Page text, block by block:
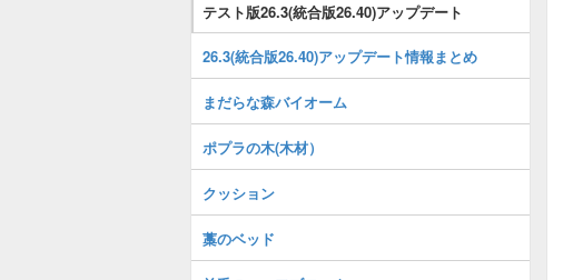
テスト版26.3(統合版26.40)アップデート
26.3(統合版26.40)アップデート情報まとめ
まだらな森バイオーム
ポプラの木(木材）
クッション
藁のベッド